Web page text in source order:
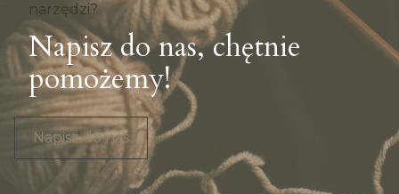
narzędzi?
Napisz do nas, chętnie
pomożemy!
Napisz do nas